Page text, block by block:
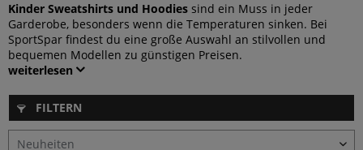
Kinder Sweatshirts und Hoodies sind ein Muss in jeder
Garderobe, besonders wenn die Temperaturen sinken. Bei
SportSpar findest du eine große Auswahl an stilvollen und
bequemen Modellen zu günstigen Preisen.
weiterlesen
FILTERN